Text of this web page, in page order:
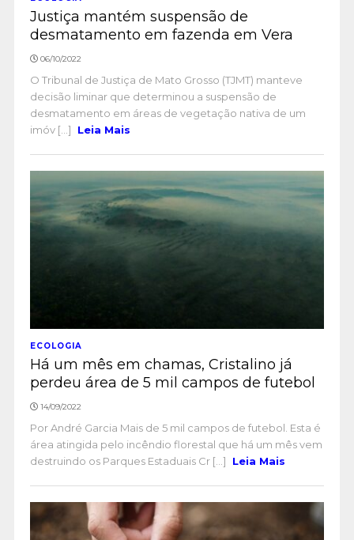
Justiça mantém suspensão de
desmatamento em fazenda em Vera
06/10/2022
O Tribunal de Justiça de Mato Grosso (TJMT) manteve
decisão liminar que determinou a suspensão de
desmatamento em áreas de vegetação nativa de um
imóv [...]
Leia Mais
ECOLOGIA
Há um mês em chamas, Cristalino já
perdeu área de 5 mil campos de futebol
14/09/2022
Por André Garcia Mais de 5 mil campos de futebol. Esta é
área atingida pelo incêndio florestal que há um mês vem
destruindo os Parques Estaduais Cr [...]
Leia Mais